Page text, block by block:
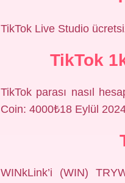
TikTok Live Studio
TikTok
TikTok parası nasıl
Coin: 4000₺18 Eylül
WINkLink’i (WIN)